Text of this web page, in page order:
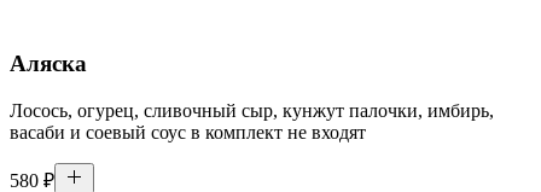
Аляска
Лосось, огурец, сливочный сыр, кунжут палочки, имбирь,
васаби и соевый соус в комплект не входят
580 ₽